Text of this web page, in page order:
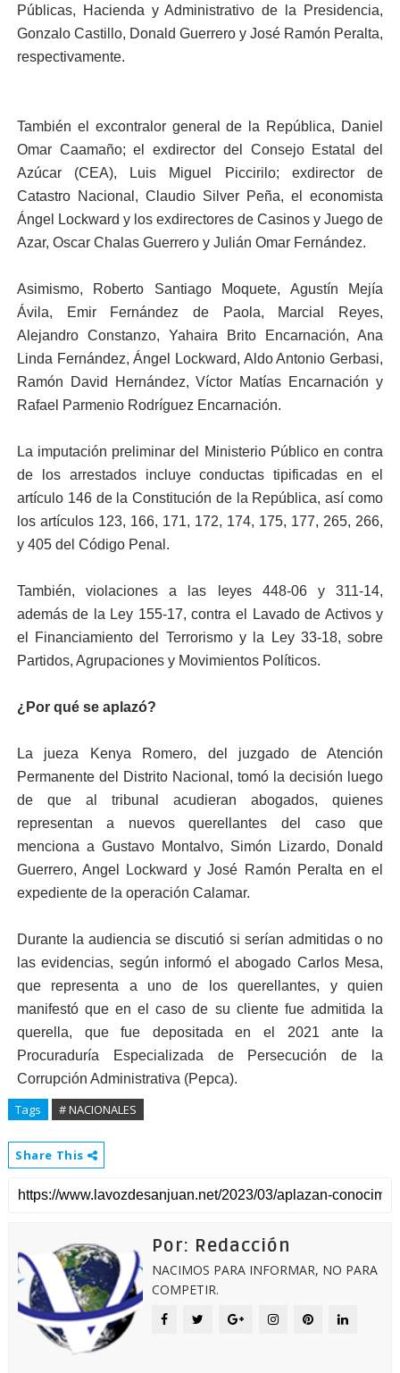
Públicas, Hacienda y Administrativo de la Presidencia,
Gonzalo Castillo, Donald Guerrero y José Ramón Peralta,
respectivamente.
También el excontralor general de la República, Daniel
Omar Caamaño; el exdirector del Consejo Estatal del
Azúcar (CEA), Luis Miguel Piccirilo; exdirector de
Catastro Nacional, Claudio Silver Peña, el economista
Ángel Lockward y los exdirectores de Casinos y Juego de
Azar, Oscar Chalas Guerrero y Julián Omar Fernández.
Asimismo, Roberto Santiago Moquete, Agustín Mejía
Ávila, Emir Fernández de Paola, Marcial Reyes,
Alejandro Constanzo, Yahaira Brito Encarnación, Ana
Linda Fernández, Ángel Lockward, Aldo Antonio Gerbasi,
Ramón David Hernández, Víctor Matías Encarnación y
Rafael Parmenio Rodríguez Encarnación.
La imputación preliminar del Ministerio Público en contra
de los arrestados incluye conductas tipificadas en el
artículo 146 de la Constitución de la República, así como
los artículos 123, 166, 171, 172, 174, 175, 177, 265, 266,
y 405 del Código Penal.
También, violaciones a las leyes 448-06 y 311-14,
además de la Ley 155-17, contra el Lavado de Activos y
el Financiamiento del Terrorismo y la Ley 33-18, sobre
Partidos, Agrupaciones y Movimientos Políticos.
¿Por qué se aplazó?
La jueza Kenya Romero, del juzgado de Atención
Permanente del Distrito Nacional, tomó la decisión luego
de que al tribunal acudieran abogados, quienes
representan a nuevos querellantes del caso que
menciona a Gustavo Montalvo, Simón Lizardo, Donald
Guerrero, Angel Lockward y José Ramón Peralta en el
expediente de la operación Calamar.
Durante la audiencia se discutió si serían admitidas o no
las evidencias, según informó el abogado Carlos Mesa,
que representa a uno de los querellantes, y quien
manifestó que en el caso de su cliente fue admitida la
querella, que fue depositada en el 2021 ante la
Procuraduría Especializada de Persecución de la
Corrupción Administrativa (Pepca).
Tags # NACIONALES
Share This
Por: Redacción
NACIMOS PARA INFORMAR, NO PARA
COMPETIR.